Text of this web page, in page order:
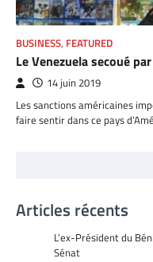
BUSINESS, FEATURED
Le Venezuela secoué
14 juin 2019
Les sanctions américaines
faire sentir dans ce pays
Articles récents
L’ex-Président du
Sénat